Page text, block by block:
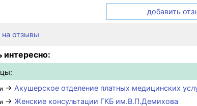
добавить
на отзывы
→ Акушерское отделение платных медицинских
→ Женские консультации ГКБ им.В.П.Демихова